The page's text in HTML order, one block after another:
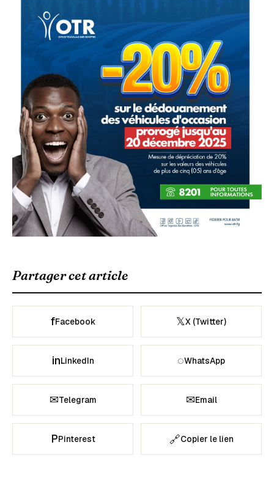
Partager cet article
fFacebook 𝕏X (Twitter)
inLinkedIn ◌WhatsApp
✉Telegram ✉Email
PPinterest 🔗Copier le lien